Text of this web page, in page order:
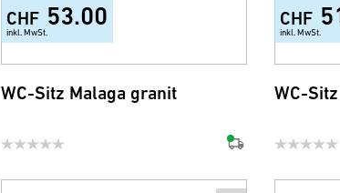
CHF 53.00
inkl. MwSt.
WC-Sitz Malaga granit
CHF
inkl. MwSt.
WC-